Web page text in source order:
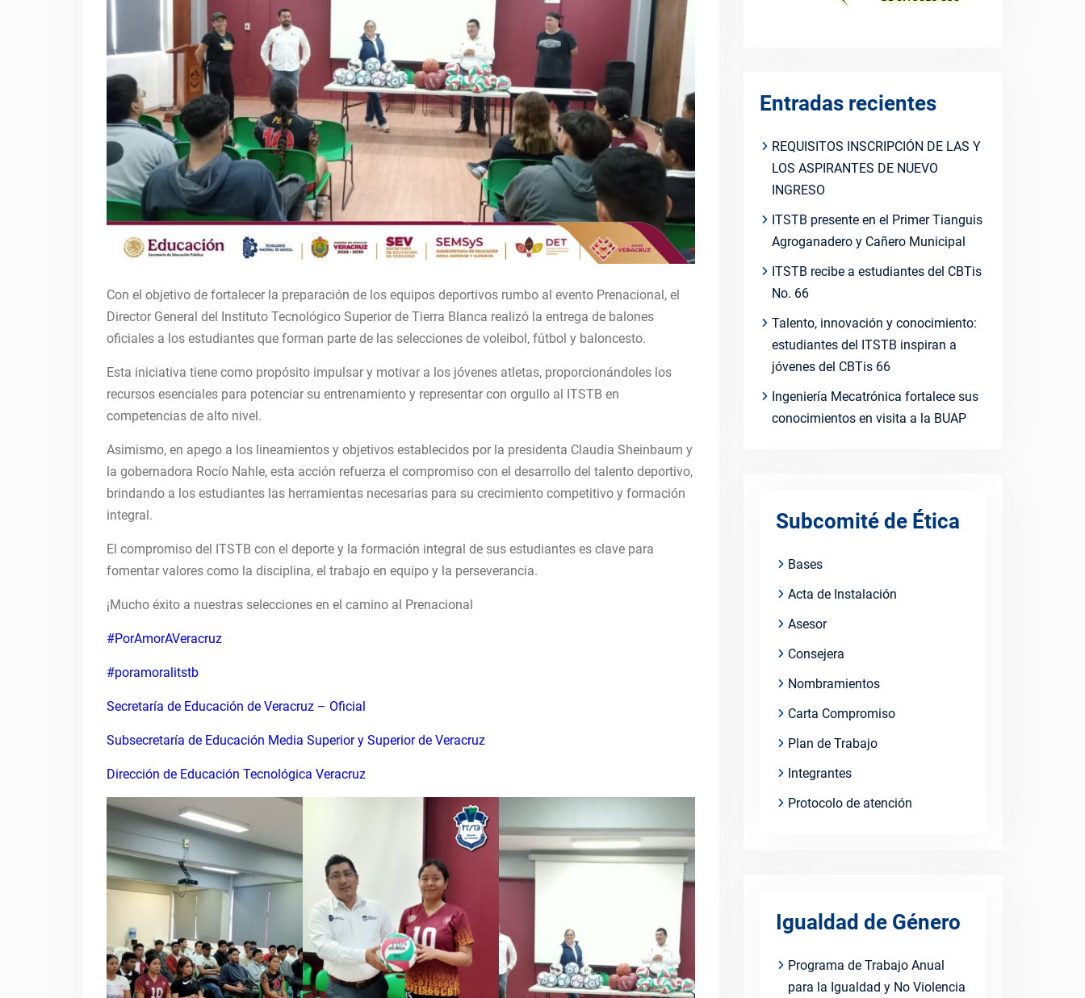
Con el objetivo de fortalecer la preparación de los equipos deportivos rumbo al evento Prenacional, el
Director General del Instituto Tecnológico Superior de Tierra Blanca realizó la entrega de balones
oficiales a los estudiantes que forman parte de las selecciones de voleibol, fútbol y baloncesto.
Esta iniciativa tiene como propósito impulsar y motivar a los jóvenes atletas, proporcionándoles los
recursos esenciales para potenciar su entrenamiento y representar con orgullo al ITSTB en
competencias de alto nivel.
Asimismo, en apego a los lineamientos y objetivos establecidos por la presidenta Claudia Sheinbaum y
la gobernadora Rocío Nahle, esta acción refuerza el compromiso con el desarrollo del talento deportivo,
brindando a los estudiantes las herramientas necesarias para su crecimiento competitivo y formación
integral.
El compromiso del ITSTB con el deporte y la formación integral de sus estudiantes es clave para
fomentar valores como la disciplina, el trabajo en equipo y la perseverancia.
¡Mucho éxito a nuestras selecciones en el camino al Prenacional
#PorAmorAVeracruz
#poramoralitstb
Secretaría de Educación de Veracruz – Oficial
Subsecretaría de Educación Media Superior y Superior de Veracruz
Dirección de Educación Tecnológica Veracruz
Entradas recientes
REQUISITOS INSCRIPCIÓN DE LAS Y
LOS ASPIRANTES DE NUEVO
INGRESO
ITSTB presente en el Primer Tianguis
Agroganadero y Cañero Municipal
ITSTB recibe a estudiantes del CBTis
No. 66
Talento, innovación y conocimiento:
estudiantes del ITSTB inspiran a
jóvenes del CBTis 66
Ingeniería Mecatrónica fortalece sus
conocimientos en visita a la BUAP
Subcomité de Ética
Bases
Acta de Instalación
Asesor
Consejera
Nombramientos
Carta Compromiso
Plan de Trabajo
Integrantes
Protocolo de atención
Igualdad de Género
Programa de Trabajo Anual
para la Igualdad y No Violencia